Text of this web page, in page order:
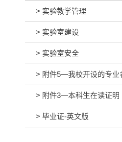
> 实验教学管理
> 实验室建设
> 实验室安全
> 附件5—我校开设的专业
> 附件3—本科生在读证明
> 毕业证-英文版